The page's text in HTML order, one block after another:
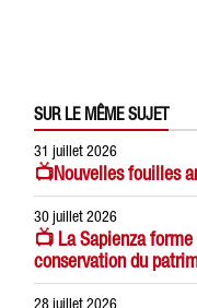
SUR LE MÊME SUJET
31 juillet 2026
📺Nouvelles fouilles
30 juillet 2026
📺 La Sapienza
conservation du
28 juillet 2026